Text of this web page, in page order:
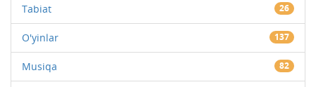
Tabiat 26
O'yinlar 137
Musiqa 82